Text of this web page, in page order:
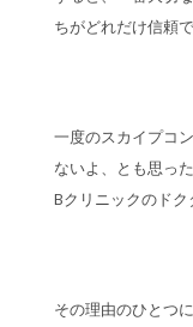
ちがどれだけ信頼
一度のスカイプコ
ないよ、とも思っ
Bクリニックのドク
その理由のひとつ